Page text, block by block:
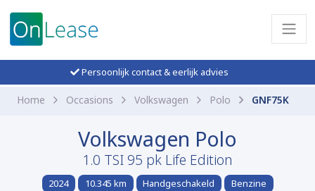
Persoonlijk contact & eerlijk advies
Home Occasions Volkswagen Polo GNF75K
Volkswagen Polo
1.0 TSI 95 pk Life Edition
2024 10.345 km Handgeschakeld Benzine